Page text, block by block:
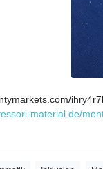
material.de/